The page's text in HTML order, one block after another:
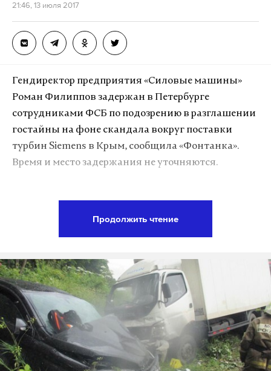
Подпишитесь на Daily Storm в
работает там, где тормозит интернет.
Telegram
VK
Фото: © GLOBAL LOOK press/Leonid Faerberg
21:46, 13 июля 2017
Гендиректор предприятия «Силовые машины»
Роман Филиппов задержан в Петербурге
сотрудниками ФСБ по подозрению в разглашении
гостайны на фоне скандала вокруг поставки
турбин Siemens в Крым, сообщила «Фонтанка».
Время и место задержания не уточняются.
Турбины SGT5-2000E производятся петербургской
компанией «Сименс Технологии Газовых Турбин»
(СТГТ). 65% предприятия принадлежит Siemens,
35% – «Силовым машинам». Немецкая и
российская компании сотрудничают с 2011 года.
СТГТ занимается выпуском и сервисом больших
Продолжить чтение